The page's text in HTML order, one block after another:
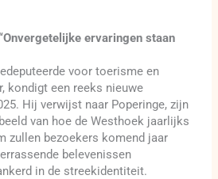
ervaringen staan
voor toerisme en
kondigt een reeks nieuwe
Hij verwijst naar Poperinge, zijn
van hoe de Westhoek jaarlijks
zullen bezoekers komend jaar
belevenissen
in de streekidentiteit.